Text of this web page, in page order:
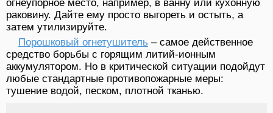
огнеупорное место, например, в ванну или кухонную
раковину. Дайте ему просто выгореть и остыть, а
затем утилизируйте.
Порошковый огнетушитель – самое действенное
средство борьбы с горящим литий-ионным
аккумулятором. Но в критической ситуации подойдут
любые стандартные противопожарные меры:
тушение водой, песком, плотной тканью.